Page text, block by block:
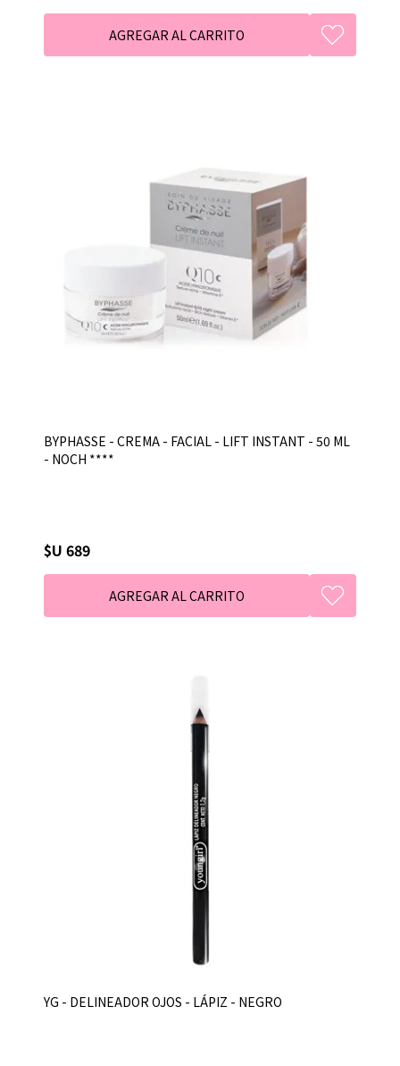
BYPHASSE - CREMA - FACIAL - LIFT INSTANT - 50 ML
- NOCH ****
$U 689
YG - DELINEADOR OJOS - LÁPIZ - NEGRO